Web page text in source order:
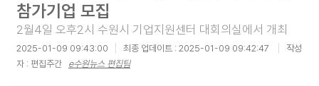
참가기업 모집
2월4일 오후2시 수원시 기업지원센터 대회의실에서 개최
2025-01-09 09:43:00 최종 업데이트 : 2025-01-09 09:42:47
작성
자 : 편집주간 e수원뉴스 편집팀